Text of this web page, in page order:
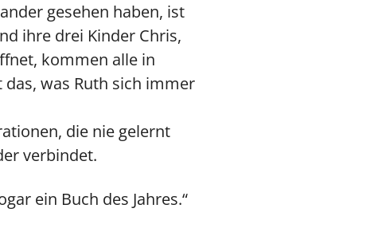
gesehen haben, ist
ihre drei Kinder Chris,
kommen alle in
was Ruth sich immer
die nie gelernt
verbindet.
ein Buch des Jahres.“